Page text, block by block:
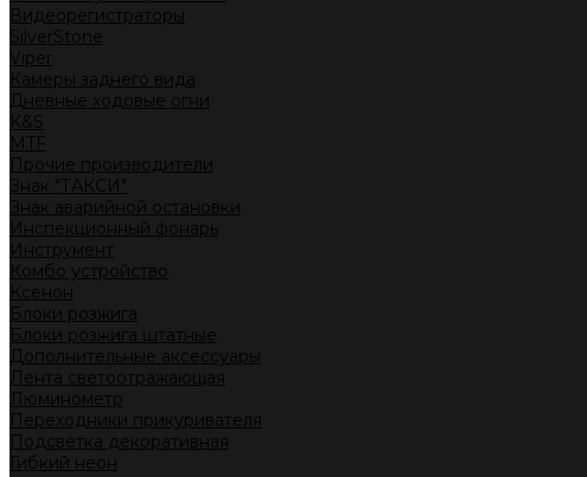
Видеорегистраторы
SilverStone
Viper
Камеры заднего вида
Дневные ходовые огни
K&S
MTF
Прочие производители
Знак "ТАКСИ"
Знак аварийной остановки
Инспекционный фонарь
Инструмент
Комбо устройство
Ксенон
Блоки розжига
Блоки розжига штатные
Дополнительные аксессуары
Лента светоотражающая
Люминометр
Переходники прикуривателя
Подсветка декоративная
Гибкий неон